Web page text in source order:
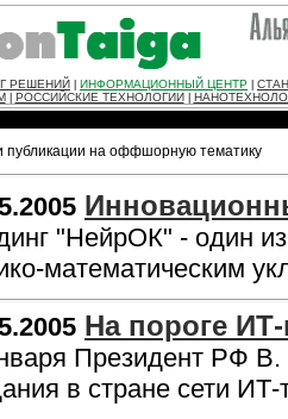
РЕШЕНИЙ ИНФОРМАЦИОННЫЙ ЦЕНТР
РОССИЙСКИЕ ТЕХНОЛОГИИ
публикации на оффшорную тематику
"НейрОК" - один
математическим
На пороге
Президент РФ
в стране сети